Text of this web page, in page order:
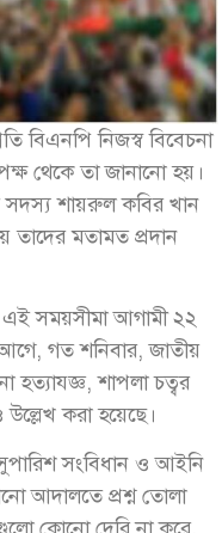
বিএনপি নিজস্ব বিবেচনা
থেকে তা জানানো হয়।
সদস্য শায়রুল কবির খান
মতামত প্রদান
সময়সীমা আগামী ২২
গত শনিবার, জাতীয়
শাপলা চত্বর
করা হয়েছে।
সংবিধান ও আইনি
আদালতে প্রশ্ন তোলা